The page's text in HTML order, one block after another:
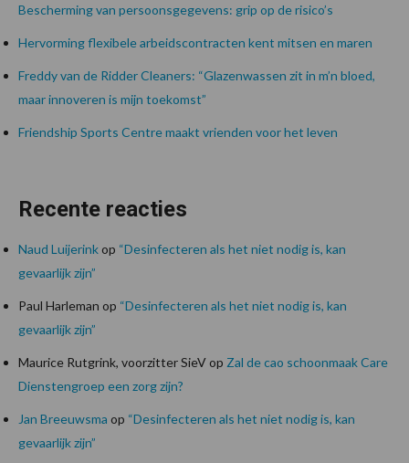
Bescherming van persoonsgegevens: grip op de risico’s
Hervorming flexibele arbeidscontracten kent mitsen en maren
Freddy van de Ridder Cleaners: “Glazenwassen zit in m’n bloed,
maar innoveren is mijn toekomst”
Friendship Sports Centre maakt vrienden voor het leven
Recente reacties
Naud Luijerinkop “Desinfecteren als het niet nodig is, kan
gevaarlijk zijn”
Paul Harleman op “Desinfecteren als het niet nodig is, kan
gevaarlijk zijn”
Maurice Rutgrink, voorzitter SieVop Zal de cao schoonmaak Care
Dienstengroep een zorg zijn?
Jan Breeuwsma op “Desinfecteren als het niet nodig is, kan
gevaarlijk zijn”